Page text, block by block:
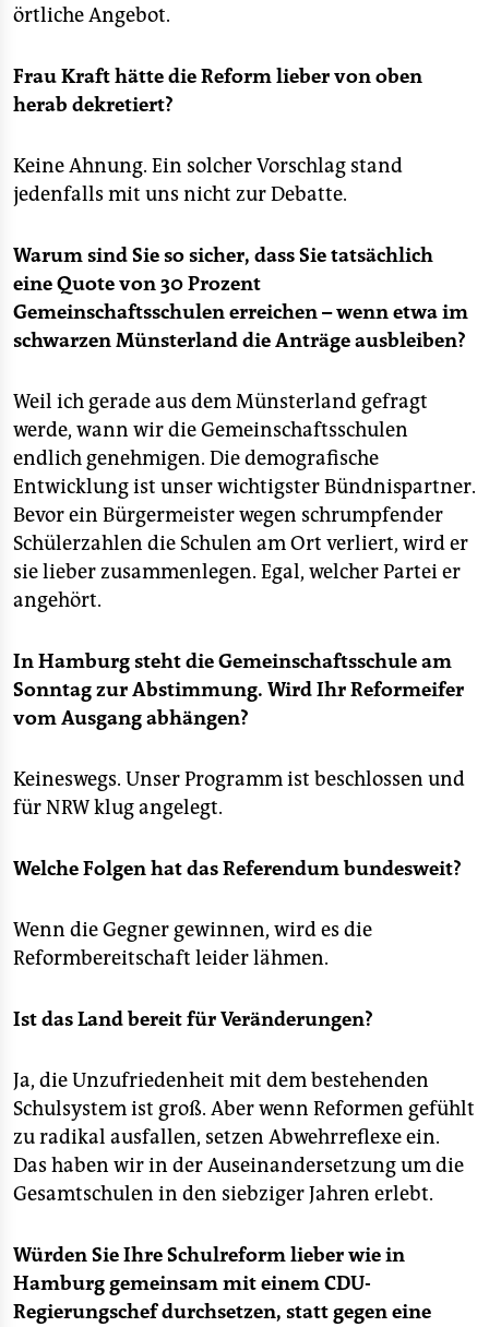
örtliche Angebot.
Frau Kraft hätte die Reform lieber von oben
herab dekretiert?
Keine Ahnung. Ein solcher Vorschlag stand
jedenfalls mit uns nicht zur Debatte.
Warum sind Sie so sicher, dass Sie tatsächlich
eine Quote von 30 Prozent
Gemeinschaftsschulen erreichen – wenn etwa im
schwarzen Münsterland die Anträge ausbleiben?
Weil ich gerade aus dem Münsterland gefragt
werde, wann wir die Gemeinschaftsschulen
endlich genehmigen. Die demografische
Entwicklung ist unser wichtigster Bündnispartner.
Bevor ein Bürgermeister wegen schrumpfender
Schülerzahlen die Schulen am Ort verliert, wird er
sie lieber zusammenlegen. Egal, welcher Partei er
angehört.
In Hamburg steht die Gemeinschaftsschule am
Sonntag zur Abstimmung. Wird Ihr Reformeifer
vom Ausgang abhängen?
Keineswegs. Unser Programm ist beschlossen und
für NRW klug angelegt.
Welche Folgen hat das Referendum bundesweit?
Wenn die Gegner gewinnen, wird es die
Reformbereitschaft leider lähmen.
Ist das Land bereit für Veränderungen?
Ja, die Unzufriedenheit mit dem bestehenden
Schulsystem ist groß. Aber wenn Reformen gefühlt
zu radikal ausfallen, setzen Abwehrreflexe ein.
Das haben wir in der Auseinandersetzung um die
Gesamtschulen in den siebziger Jahren erlebt.
Würden Sie Ihre Schulreform lieber wie in
Hamburg gemeinsam mit einem CDU-
Regierungschef durchsetzen, statt gegen eine